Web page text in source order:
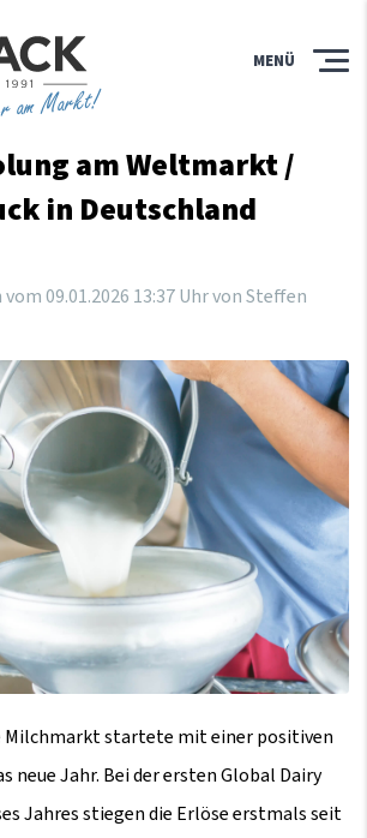
am Markt!
MENÜ
am Weltmarkt /
in Deutschland
vom09.01.2026 13:37Uhrvon Steffen
startete mit einer positiven
neue Jahr. Bei der ersten Global Dairy
Jahres stiegen die Erlöse erstmals seit